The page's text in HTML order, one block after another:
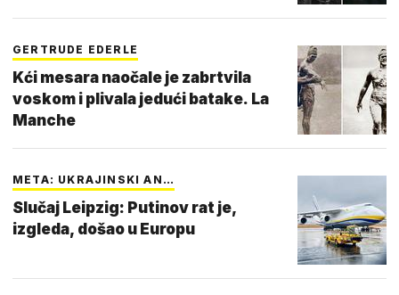
GERTRUDE EDERLE
Kći mesara naočale je zabrtvila
voskom i plivala jedući batake. La
Manche
META: UKRAJINSKI AN…
Slučaj Leipzig: Putinov rat je,
izgleda, došao u Europu